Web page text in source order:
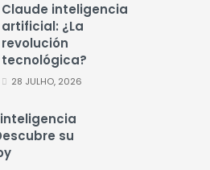
Claude inteligencia
artificial: ¿La
revolución
tecnológica?
28 JULHO, 2026
su